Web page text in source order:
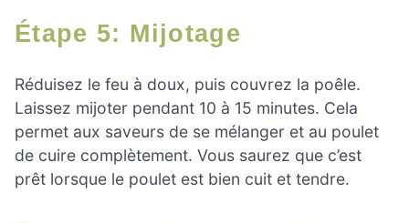
Étape 5: Mijotage
Réduisez le feu à doux, puis couvrez la poêle.
Laissez mijoter pendant 10 à 15 minutes. Cela
permet aux saveurs de se mélanger et au poulet
de cuire complètement. Vous saurez que c’est
prêt lorsque le poulet est bien cuit et tendre.